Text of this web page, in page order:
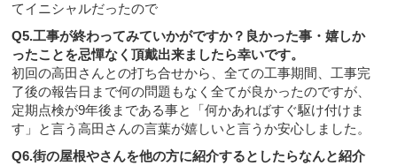
てイニシャルだったので
Q5.工事が終わってみていかがですか？良かった事・嬉しか
ったことを忌憚なく頂戴出来ましたら幸いです。
初回の高田さんとの打ち合せから、全ての工事期間、工事完
了後の報告日まで何の問題もなく全てが良かったのですが、
定期点検が9年後まである事と「何かあればすぐ駆け付けま
す」と言う高田さんの言葉が嬉しいと言うか安心しました。
Q6.街の屋根やさんを他の方に紹介するとしたらなんと紹介